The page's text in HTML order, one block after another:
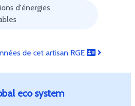
d'énergies
de cet artisan RGE
eco system